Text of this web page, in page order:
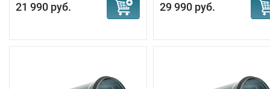
21 990 руб. 29 990 руб.